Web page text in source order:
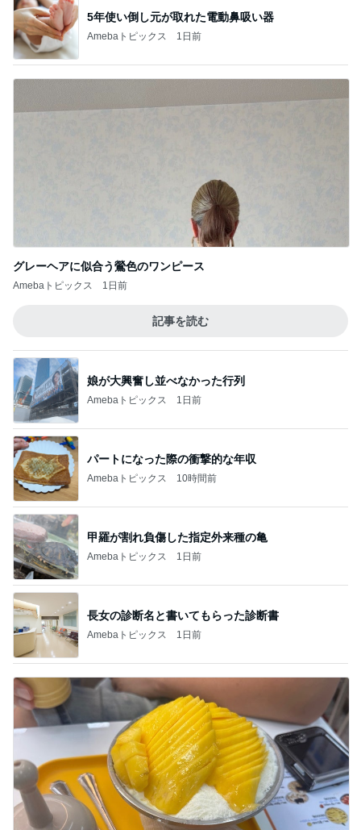
5年使い倒し元が取れた電動鼻吸い器
Amebaトピックス 1日前
グレーヘアに似合う鶯色のワンピース
Amebaトピックス 1日前
記事を読む
娘が大興奮し並べなかった行列
Amebaトピックス 1日前
パートになった際の衝撃的な年収
Amebaトピックス 10時間前
甲羅が割れ負傷した指定外来種の亀
Amebaトピックス 1日前
長女の診断名と書いてもらった診断書
Amebaトピックス 1日前